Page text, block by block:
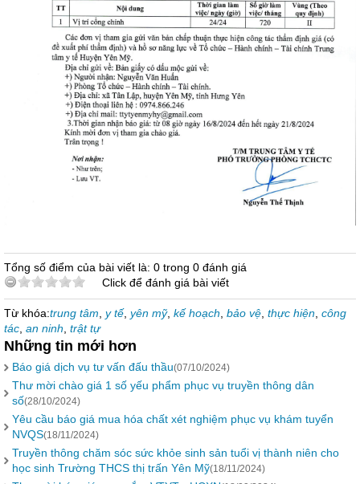
Tổng số điểm của bài viết là: 0 trong 0 đánh giá
Click để đánh giá bài viết
Từ khóa:trung tâm, y tế, yên mỹ, kế hoạch, bảo vệ, thực hiện, công
tác, an ninh, trật tự
Những tin mới hơn
Báo giá dịch vụ tư vấn đấu thầu(07/10/2024)
Thư mời chào giá 1 số yếu phẩm phục vụ truyền thông dân
số(28/10/2024)
Yêu cầu báo giá mua hóa chất xét nghiệm phục vụ khám tuyển
NVQS(18/11/2024)
Truyền thông chăm sóc sức khỏe sinh sản tuổi vị thành niên cho
học sinh Trường THCS thị trấn Yên Mỹ(18/11/2024)